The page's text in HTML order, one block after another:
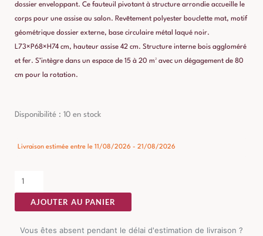
dossier enveloppant. Ce fauteuil pivotant à structure arrondie accueille le
corps pour une assise au salon. Revêtement polyester bouclette mat, motif
géométrique dossier externe, base circulaire métal laqué noir.
L73×P68×H74 cm, hauteur assise 42 cm. Structure interne bois aggloméré
et fer. S’intègre dans un espace de 15 à 20 m² avec un dégagement de 80
cm pour la rotation.
Disponibilité : 10 en stock
Livraison estimée entre le 11/08/2026 - 21/08/2026
quantité
Fauteuil
Tissu
Créme-
Ocre
AJOUTER AU PANIER
Vous êtes absent pendant le délai d'estimation de livraison ?